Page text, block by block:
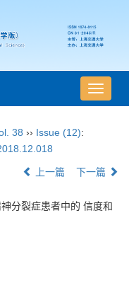
导
航
38 ›› Issue (12):
上一篇 下一篇
分裂症患者中的 信度和